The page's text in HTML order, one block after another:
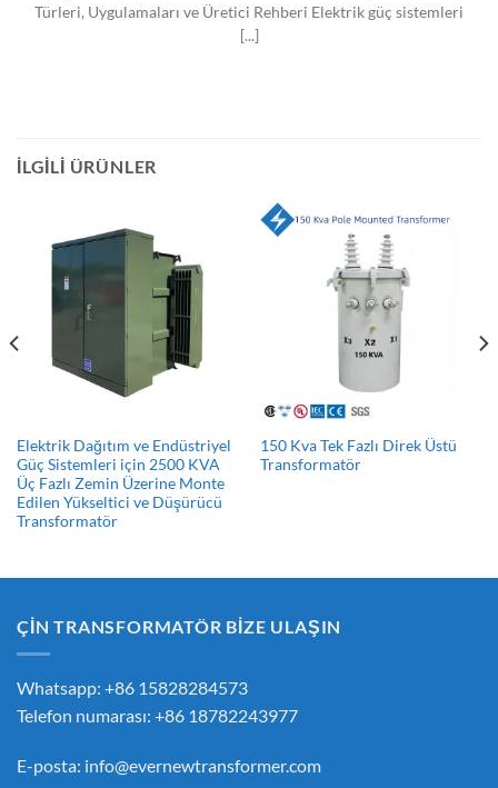
Türleri, Uygulamaları ve Üretici Rehberi Elektrik güç sistemleri
[...]
İLGILI ÜRÜNLER
Elektrik Dağıtım ve Endüstriyel
Güç Sistemleri için 2500 KVA
Üç Fazlı Zemin Üzerine Monte
Edilen Yükseltici ve Düşürücü
Transformatör
150 Kva Tek Fazlı Direk Üstü
Transformatör
ÇİN TRANSFORMATÖR BİZE ULAŞIN
Whatsapp: +86 15828284573
Telefon numarası: +86 18782243977
E-posta: info@evernewtransformer.com